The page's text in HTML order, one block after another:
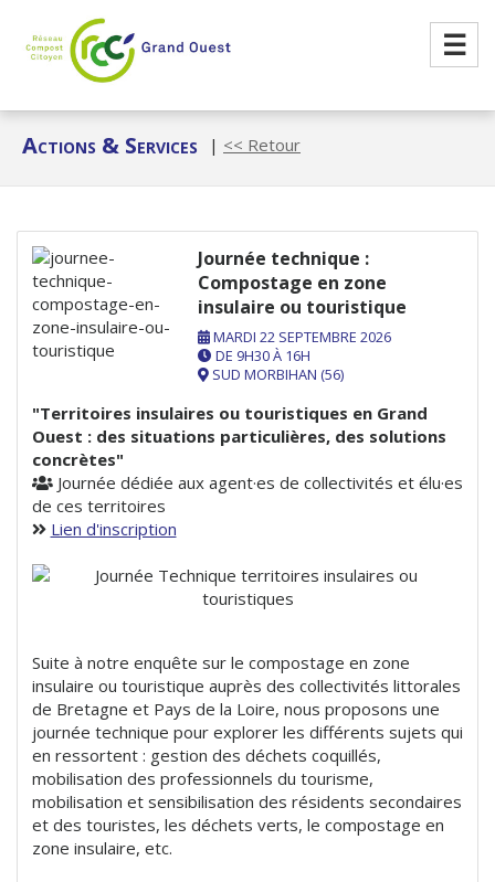
☰
Actions & Services | << Retour
Journée technique :
Compostage en zone
insulaire ou touristique
MARDI 22 SEPTEMBRE 2026
DE 9H30 À 16H
SUD MORBIHAN (56)
"Territoires insulaires ou touristiques en Grand
Ouest : des situations particulières, des solutions
concrètes"
Journée dédiée aux agent·es de collectivités et élu·es
de ces territoires
Lien d'inscription
Suite à notre enquête sur le compostage en zone
insulaire ou touristique auprès des collectivités littorales
de Bretagne et Pays de la Loire, nous proposons une
journée technique pour explorer les différents sujets qui
en ressortent : gestion des déchets coquillés,
mobilisation des professionnels du tourisme,
mobilisation et sensibilisation des résidents secondaires
et des touristes, les déchets verts, le compostage en
zone insulaire, etc.